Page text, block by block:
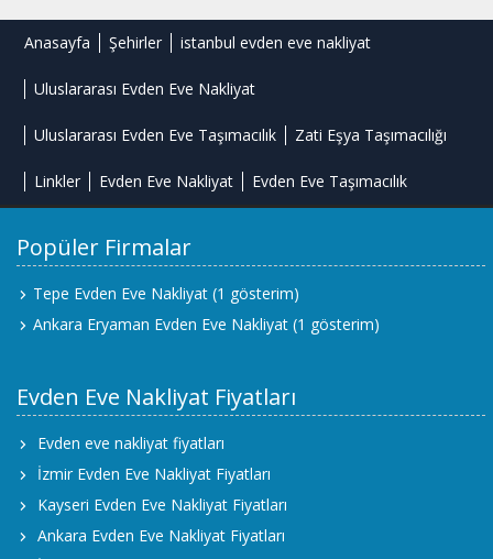
Anasayfa Şehirler istanbul evden eve nakliyat
Uluslararası Evden Eve Nakliyat
Uluslararası Evden Eve Taşımacılık Zati Eşya Taşımacılığı
Linkler Evden Eve Nakliyat Evden Eve Taşımacılık
Popüler Firmalar
Tepe Evden Eve Nakliyat (1 gösterim)
Ankara Eryaman Evden Eve Nakliyat (1 gösterim)
Evden Eve Nakliyat Fiyatları
Evden eve nakliyat fiyatları
İzmir Evden Eve Nakliyat Fiyatları
Kayseri Evden Eve Nakliyat Fiyatları
Ankara Evden Eve Nakliyat Fiyatları